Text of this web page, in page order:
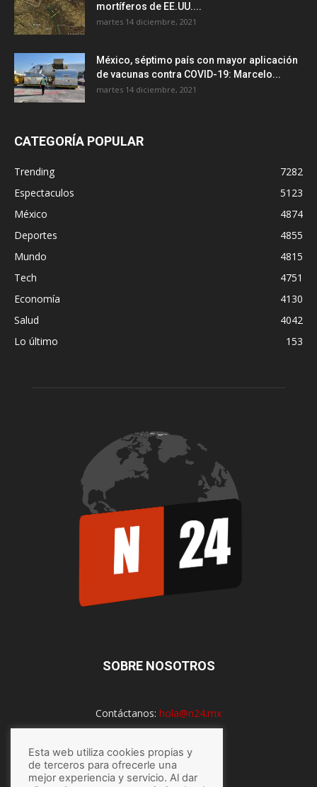
mortíferos de EE.UU....
martes 14 diciembre, 2021
México, séptimo país con mayor aplicación
de vacunas contra COVID-19: Marcelo...
martes 14 diciembre, 2021
CATEGORÍA POPULAR
Trending
7282
Espectaculos
5123
México
4874
Deportes
4855
Mundo
4815
Tech
4751
Economía
4130
Salud
4042
Lo último
153
SOBRE NOSOTROS
Contáctanos: hola@n24.mx
SÍGUENOS
Esta web utiliza cookies propias y
de terceros para ofrecerle una
mejor experiencia y servicio. Al dar